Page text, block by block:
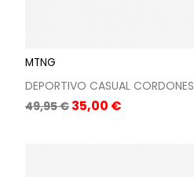
MTNG
DEPORTIVO CASUAL CORDONES
Precio
49,95 € Precio
35,00 €